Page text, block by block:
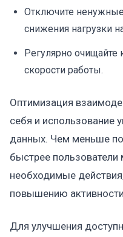
Отключите
снижения нагрузки
Регулярно
скорости работы.
Оптимизация
себя и использование
данных. Чем меньше
быстрее пользователи
необходимые
повышению
Для улучшения